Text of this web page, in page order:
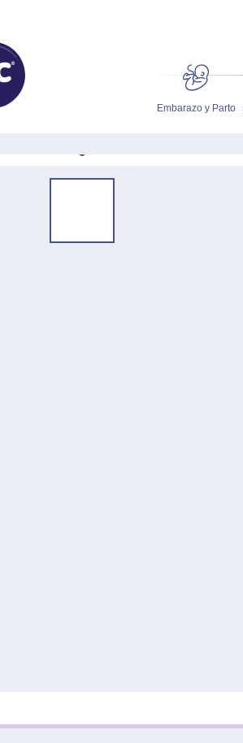
Embarazo y Parto